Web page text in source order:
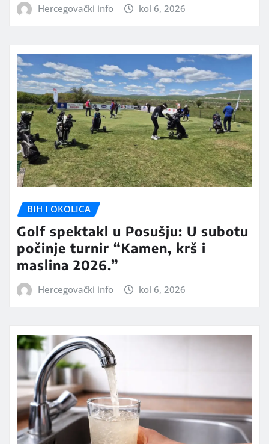
Hercegovački info kol 6, 2026
BIH I OKOLICA
Golf spektakl u Posušju: U subotu
počinje turnir “Kamen, krš i
maslina 2026.”
Hercegovački info kol 6, 2026